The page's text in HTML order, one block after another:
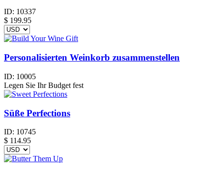
ID: 10337
$ 199.95
Personalisierten Weinkorb zusammenstellen
ID: 10005
Legen Sie Ihr Budget fest
Süße Perfections
ID: 10745
$ 114.95